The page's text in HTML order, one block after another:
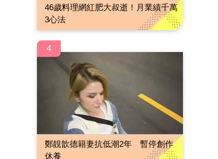
46歲料理網紅肥大叔逝！月業績千萬
3心法
4
鄭靚歆德籍妻抗低潮2年 暫停創作
休養